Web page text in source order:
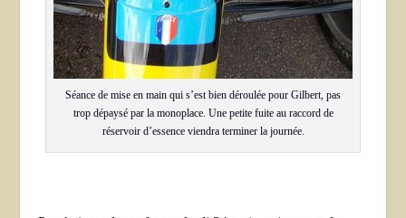
Séance de mise en main qui s’est bien déroulée pour Gilbert, pas
trop dépaysé par la monoplace. Une petite fuite au raccord de
réservoir d’essence viendra terminer la journée.